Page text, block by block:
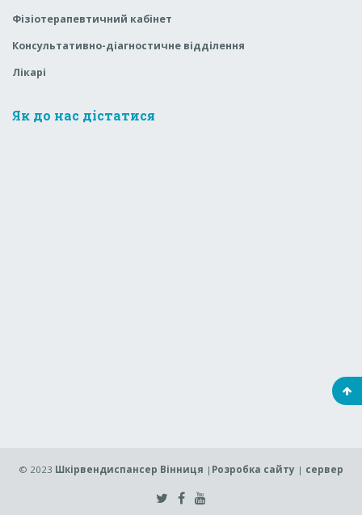
Фізіотерапевтичний кабінет
Консультативно-діагностичне відділення
Лікарі
Як до нас дістатися
© 2023 Шкірвендиспансер Вінниця | Розробка сайту | сервер